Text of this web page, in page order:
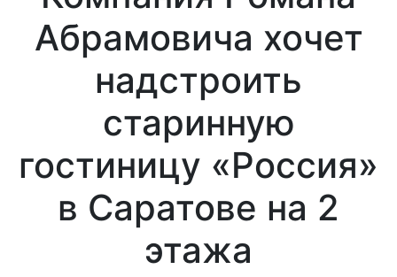
Абрамовича хочет
надстроить
старинную
гостиницу «Россия»
в Саратове на 2
этажа